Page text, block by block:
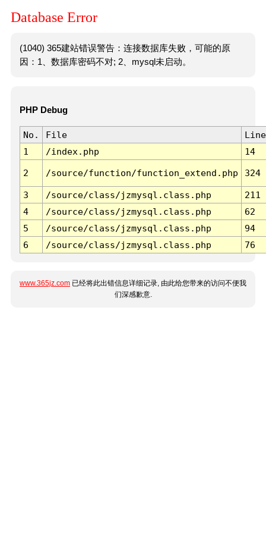
Database Error
(1040) 365建站错误警告：连接数据库失败，可能的原
因：1、数据库密码不对; 2、mysql未启动。
PHP Debug
No. File
Line
1
/index.php 14
2 /source/function/function_extend.php 324
3 /source/class/jzmysql.class.php
211
4
/source/class/jzmysql.class.php
62
5
/source/class/jzmysql.class.php
94
6
/source/class/jzmysql.class.php 76
www.365jz.com 已经将此出错信息详细记录, 由此给您带来的访问不便我
们深感歉意.